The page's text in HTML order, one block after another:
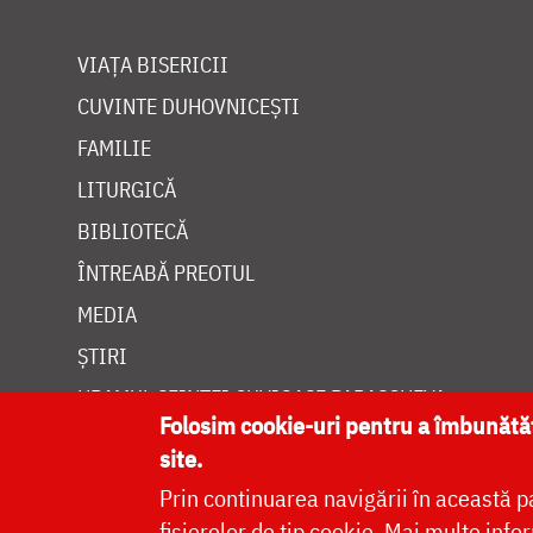
VIAȚA BISERICII
CUVINTE DUHOVNICEȘTI
FAMILIE
LITURGICĂ
BIBLIOTECĂ
ÎNTREABĂ PREOTUL
MEDIA
ȘTIRI
HRAMUL SFINTEI CUVIOASE PARASCHEVA
Folosim cookie-uri pentru a
site.
Prin continuarea navigării în această